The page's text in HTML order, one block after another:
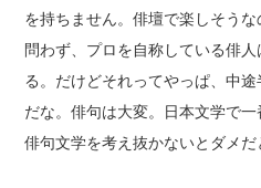
を持ちません。俳壇で楽しそう
問わず、プロを自称している俳
る。だけどそれってやっぱ、中
だな。俳句は大変。日本文学で
俳句文学を考え抜かないとダメだ